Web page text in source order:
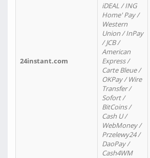
24instant.com
iDEAL / ING
Home' Pay /
Western
Union / InPay
/ JCB /
American
Express /
Carte Bleue /
OKPay / Wire
Transfer /
Sofort /
BitCoins /
Cash U /
WebMoney /
Przelewy24 /
DaoPay /
Cash4WM